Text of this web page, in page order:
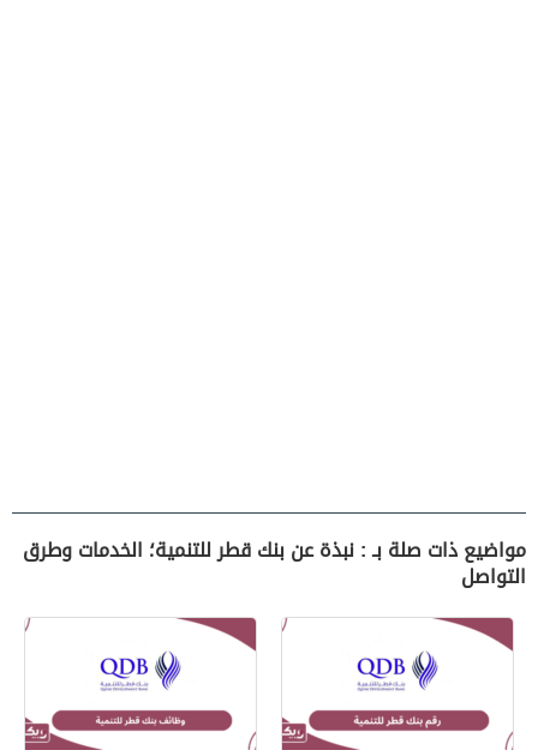
مواضيع ذات صلة بـ : نبذة عن بنك قطر للتنمية؛ الخدمات وطرق
التواصل